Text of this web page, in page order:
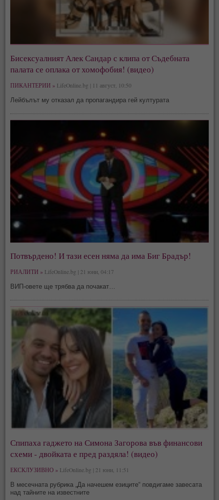
Бисексуалният Алек Сандар с клипа от Съдебната
палата се оплака от хомофобия! (видео)
ПИКАНТЕРИИ » LifeOnline.bg | 11 август, 10:50
Лейбълът му отказал да пропагандира гей културата
Потвърдено! И тази есен няма да има Биг Брадър!
РИАЛИТИ » LifeOnline.bg | 21 юни, 04:17
ВИП-овете ще трябва да почакат…
Спипаха гаджето на Симона Загорова във финансови
схеми - двойката е пред раздяла! (видео)
ЕКСКЛУЗИВНО » LifeOnline.bg | 21 юни, 11:51
В месечната рубрика „Да начешем езиците“ повдигаме завесата
над тайните на известните